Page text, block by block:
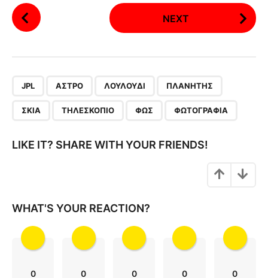
P
o
a
n
NEXT
JPL ΆΣΤΡΟ ΛΟΥΛΟΎΔΙ ΠΛΑΝΉΤΗΣ
ΣΚΙΆ ΤΗΛΕΣΚΌΠΙΟ ΦΩΣ ΦΩΤΟΓΡΑΦΊΑ
LIKE IT? SHARE WITH YOUR FRIENDS!
WHAT'S YOUR REACTION?
0 0 0 0 0